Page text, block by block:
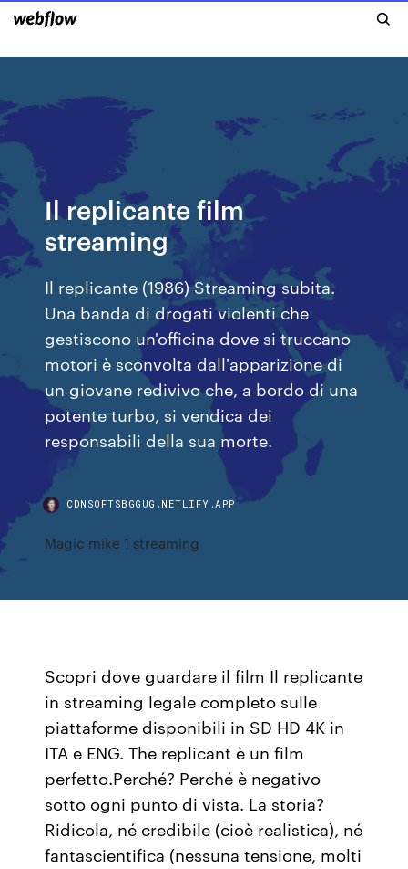
Il replicante film
streaming
Il replicante (1986) Streaming subita.
Una banda di drogati violenti che
gestiscono un'officina dove si truccano
motori è sconvolta dall'apparizione di
un giovane redivivo che, a bordo di una
potente turbo, si vendica dei
responsabili della sua morte.
CDNSOFTSBGGUG.NETLIFY.APP
Magic mike 1 streaming
Scopri dove guardare il film Il replicante
in streaming legale completo sulle
piattaforme disponibili in SD HD 4K in
ITA e ENG. The replicant è un film
perfetto.Perché? Perché è negativo
sotto ogni punto di vista. La storia?
Ridicola, né credibile (cioè realistica), né
fantascientifica (nessuna tensione, molti